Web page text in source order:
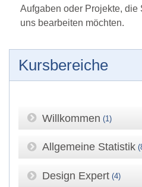
Aufgaben oder Projekte,
uns bearbeiten möchten.
Kursbereiche
Willkommen (1)
Allgemeine Statistik
Design Expert (4)